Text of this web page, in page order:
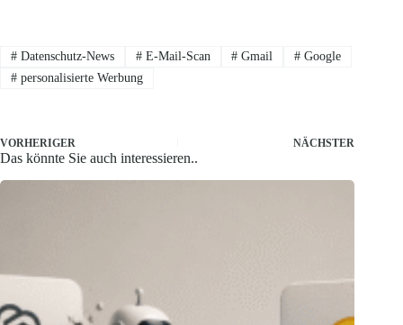
#Datenschutz-News #E-Mail-Scan # Gmail # Google
#personalisierte Werbung
VORHERIGER NÄCHSTER
Das könnte Sie auch interessieren..